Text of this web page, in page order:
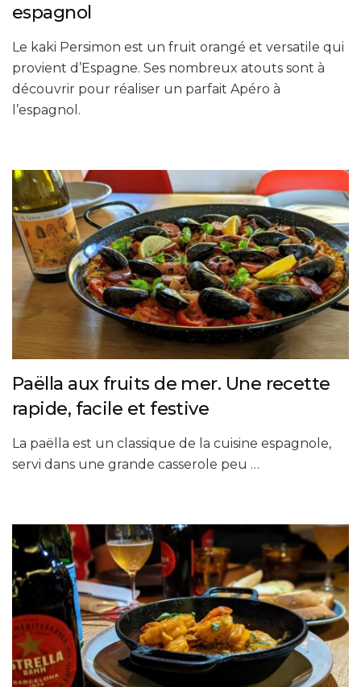
espagnol
Le kaki Persimon est un fruit orangé et versatile qui
provient d’Espagne. Ses nombreux atouts sont à
découvrir pour réaliser un parfait Apéro à
l’espagnol.
Paëlla aux fruits de mer. Une recette
rapide, facile et festive
La paëlla est un classique de la cuisine espagnole,
servi dans une grande casserole peu …